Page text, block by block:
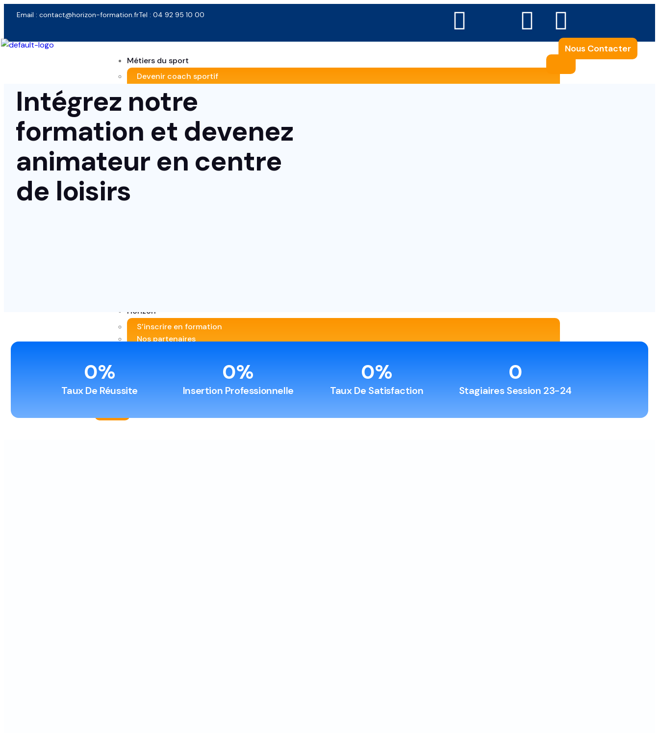
Email : contact@horizon-formation.frTel : 04 92 95 10 00
Métiers du sport
Devenir coach sportif
Devenir éducateur sportif
Sport Santé
Métiers de l’animation
Devenir animateur social
Devenir animateur ACM
Devenir animateur esport
Horizon
S’inscrire en formation
Nos partenaires
Nous Contacter
Intégrez notre
formation et devenez
animateuren centre
de loisirs
Taux De Réussite
0%
Insertion Professionnelle
0%
Taux De Satisfaction
0%
Stagiaires Session 23-24
0